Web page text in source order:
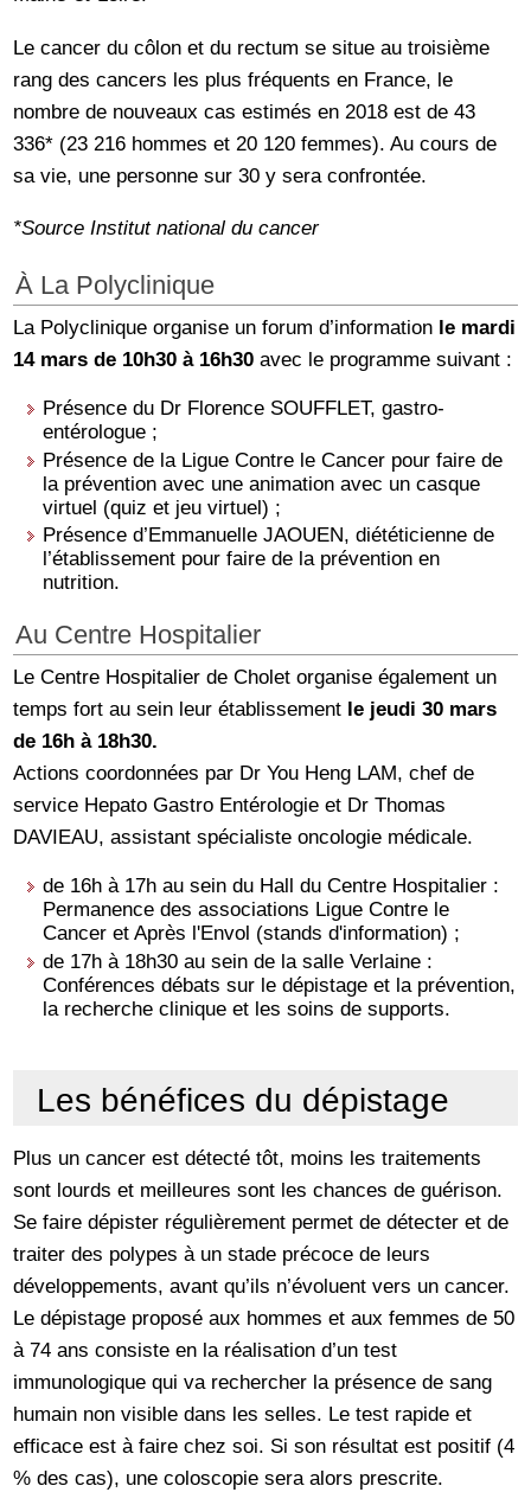
Le cancer du côlon et du rectum se situe au troisième
rang des cancers les plus fréquents en France, le
nombre de nouveaux cas estimés en 2018 est de 43
336* (23 216 hommes et 20 120 femmes). Au cours de
sa vie, une personne sur 30 y sera confrontée.
*Source Institut national du cancer
À La Polyclinique
La Polyclinique organise un forum d’information le mardi
14 mars de 10h30 à 16h30 avec le programme suivant :
Présence du Dr Florence SOUFFLET, gastro-
entérologue ;
Présence de la Ligue Contre le Cancer pour faire de
la prévention avec une animation avec un casque
virtuel (quiz et jeu virtuel) ;
Présence d’Emmanuelle JAOUEN, diététicienne de
l’établissement pour faire de la prévention en
nutrition.
Au Centre Hospitalier
Le Centre Hospitalier de Cholet organise également un
temps fort au sein leur établissement le jeudi 30 mars
de 16h à 18h30.
Actions coordonnées par Dr You Heng LAM, chef de
service Hepato Gastro Entérologie et Dr Thomas
DAVIEAU, assistant spécialiste oncologie médicale.
de 16h à 17h au sein du Hall du Centre Hospitalier :
Permanence des associations Ligue Contre le
Cancer et Après l'Envol (stands d'information) ;
de 17h à 18h30 au sein de la salle Verlaine :
Conférences débats sur le dépistage et la prévention,
la recherche clinique et les soins de supports.
Les bénéfices du dépistage
Plus un cancer est détecté tôt, moins les traitements
sont lourds et meilleures sont les chances de guérison.
Se faire dépister régulièrement permet de détecter et de
traiter des polypes à un stade précoce de leurs
développements, avant qu’ils n’évoluent vers un cancer.
Le dépistage proposé aux hommes et aux femmes de 50
à 74 ans consiste en la réalisation d’un test
immunologique qui va rechercher la présence de sang
humain non visible dans les selles. Le test rapide et
efficace est à faire chez soi. Si son résultat est positif (4
% des cas), une coloscopie sera alors prescrite.